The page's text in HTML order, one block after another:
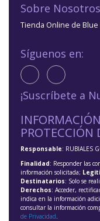
Sobre Nosotros
Tienda Online de Blue
Síguenos en:
¡Suscríbete a
PROTECCIÓN
Responsable: RUBIALES
Finalidad: Responder las
información solicitada;
Destinatarios: Solo se
Derechos: Acceder,
indica en la información
consultar la información
de Privacidad